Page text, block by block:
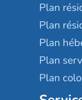
Plan
Plan
Plan
Plan
Plan